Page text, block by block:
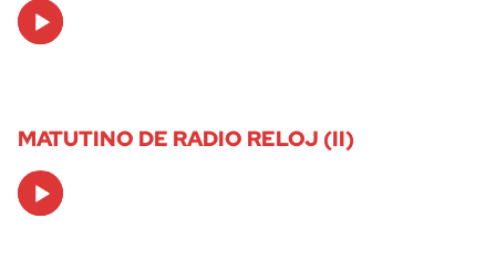
Audio
Player
MATUTINO DE RADIO RELOJ (II)
Audio
Player